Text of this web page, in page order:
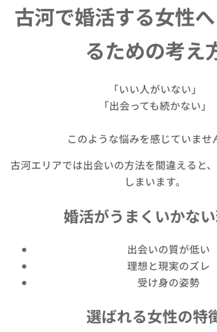
古河で婚活する女性
るための考え
「いい人がいない」
「出会っても続かない」
このような悩みを感じていませ
古河エリアでは出会いの方法を間違えると
しまいます。
婚活がうまくいかな
出会いの質が低い
理想と現実のズレ
受け身の姿勢
選ばれる女性の特